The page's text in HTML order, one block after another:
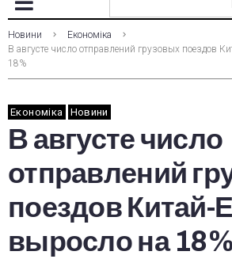
Новини
Економіка
В августе число отправлений грузовых поездов
18%
Економіка Новини
В августе число
отправлений
поездов Китай-
выросло на 18%